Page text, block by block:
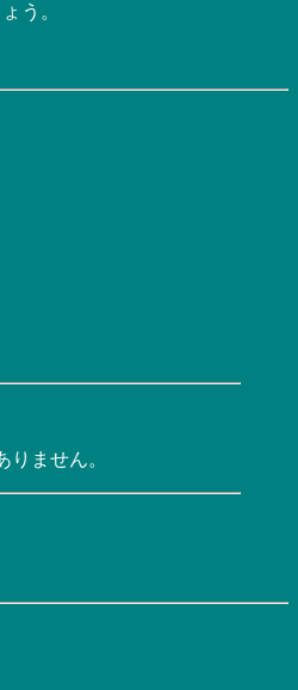
う。
ません。